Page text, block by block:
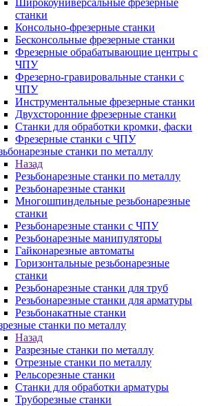
Широкоуниверсальные фрезерные
станки
Консольно-фрезерные станки
Бесконсольные фрезерные станки
Фрезерные обрабатывающие центры с
ЧПУ
Фрезерно-гравировальные станки с
ЧПУ
Инструментальные фрезерные станки
Двухсторонние фрезерные станки
Станки для обработки кромки, фаски
Фрезерные станки с ЧПУ
станки по металлу
Назад
Резьбонарезные станки по металлу
Резьбонарезные станки
Многошпиндельные резьбонарезные
станки
Резьбонарезные станки с ЧПУ
Резьбонарезные манипуляторы
Гайконарезные автоматы
Горизонтальные резьбонарезные
станки
Резьбонарезные станки для труб
Резьбонарезные станки для арматуры
Резьбонакатные станки
станки по металлу
Назад
Разрезные станки по металлу
Отрезные станки по металлу
Рельсорезные станки
Станки для обработки арматуры
Труборезные станки